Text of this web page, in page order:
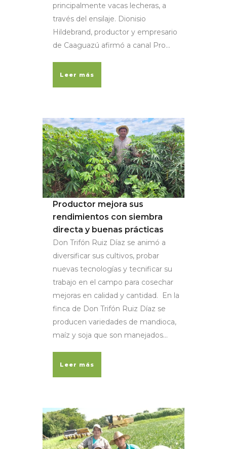
principalmente vacas lecheras, a
través del ensilaje. Dionisio
Hildebrand, productor y empresario
de Caaguazú afirmó a canal Pro...
Leer más
Productor mejora sus
rendimientos con siembra
directa y buenas prácticas
Don Trifón Ruiz Díaz se animó a
diversificar sus cultivos, probar
nuevas tecnologías y tecnificar su
trabajo en el campo para cosechar
mejoras en calidad y cantidad. En la
finca de Don Trifón Ruiz Díaz se
producen variedades de mandioca,
maíz y soja que son manejados...
Leer más